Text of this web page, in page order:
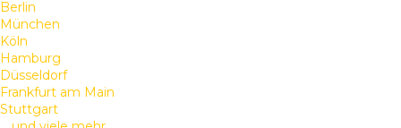
Berlin
München
Köln
Hamburg
Düsseldorf
Frankfurt am Main
Stuttgart